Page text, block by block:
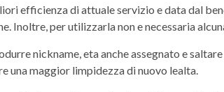
efficienza di attuale servizio e data dal
Inoltre, per utilizzarla non e necessaria
nickname, eta anche assegnato e
una maggior limpidezza di nuovo lealta.